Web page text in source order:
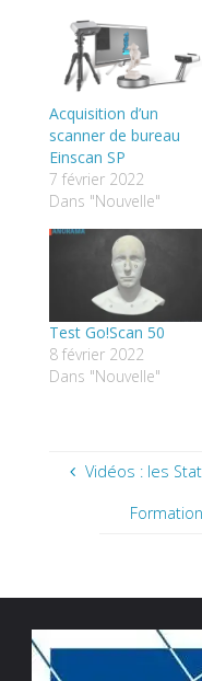
Acquisition d’un
scanner de bureau
Einscan SP
7 février 2022
Dans "Nouvelle"
Test Go!Scan 50
8 février 2022
Dans "Nouvelle"
Vidéos : les